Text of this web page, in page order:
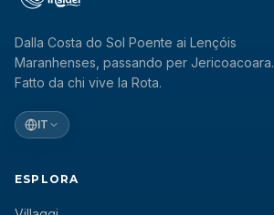
Dalla Costa do Sol Poente ai Lençóis
Maranhenses, passando per Jericoacoara.
Fatto da chi vive la Rota.
IT
ESPLORA